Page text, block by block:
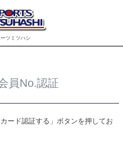
ツミツハシ
員No.認証
ード認証する」ボタンを押してお